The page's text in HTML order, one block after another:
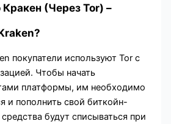
Кракен (Через Tor) –
покупатели используют Tor с
Чтобы начать
платформы, им необходимо
и пополнить свой биткойн-
будут списываться при